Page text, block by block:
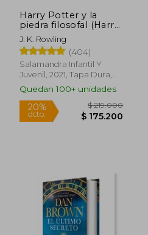
20% $ 39.000
Harry Potter y la
piedra filosofal (Harry
Potter edición
MinaLima 1)
J. K. Rowling
(404)
Salamandra Infantil Y
Juvenil, 2021, Tapa Dura,
Nuevo
Quedan 100+ unidades